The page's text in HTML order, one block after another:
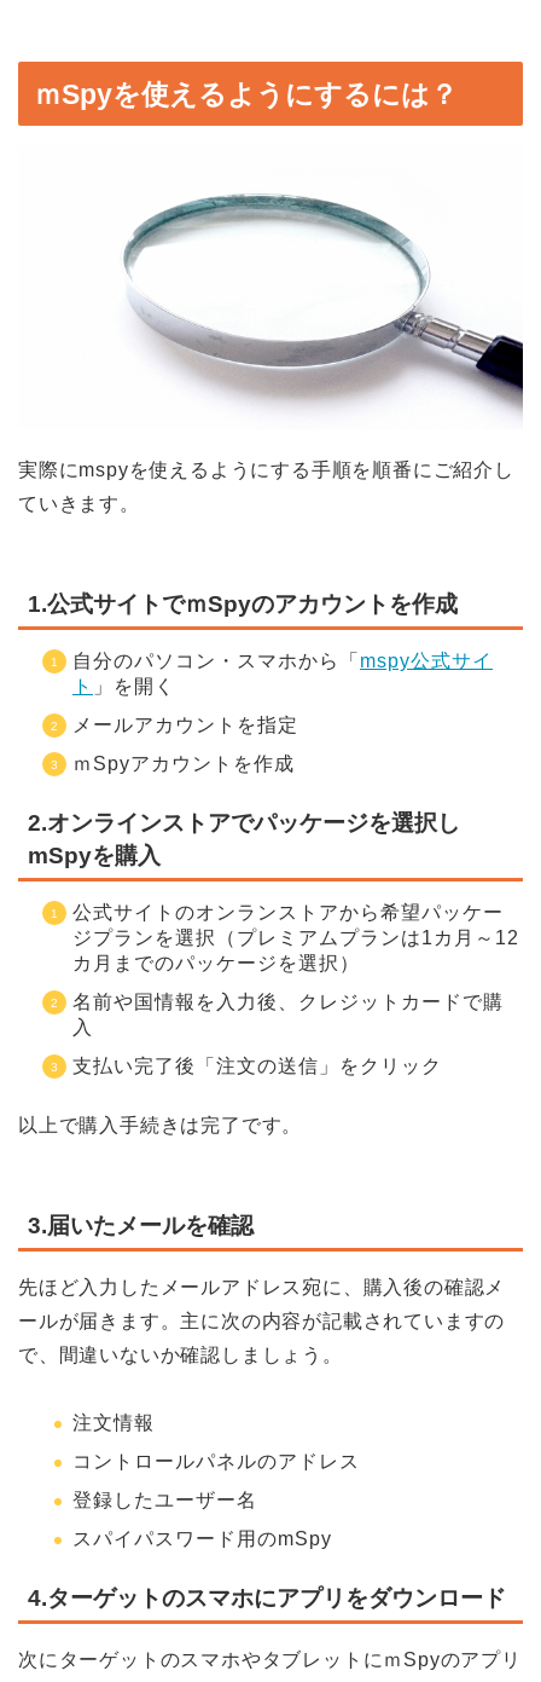
ｍSpyを使えるようにするには？
実際にmspyを使えるようにする手順を順番にご紹介し
ていきます。
1.公式サイトでｍSpyのアカウントを作成
自分のパソコン・スマホから「 mspy公式サイ
ト
」を開く
メールアカウントを指定
ｍSpyアカウントを作成
2.オンラインストアでパッケージを選択し
mSpyを購入
公式サイトのオンランストアから希望パッケー
ジプランを選択（プレミアムプランは1カ月～12
カ月までのパッケージを選択）
名前や国情報を入力後、クレジットカードで購
入
支払い完了後「注文の送信」をクリック
以上で購入手続きは完了です。
3.届いたメールを確認
先ほど入力したメールアドレス宛に、購入後の確認メ
ールが届きます。主に次の内容が記載されていますの
で、間違いないか確認しましょう。
注文情報
コントロールパネルのアドレス
登録したユーザー名
スパイパスワード用のmSpy
4.ターゲットのスマホにアプリをダウンロード
次にターゲットのスマホやタブレットにｍSpyのアプリ